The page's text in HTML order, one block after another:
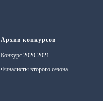
Архив конкурсов
Конкурс 2020-2021
Финалисты второго сезона